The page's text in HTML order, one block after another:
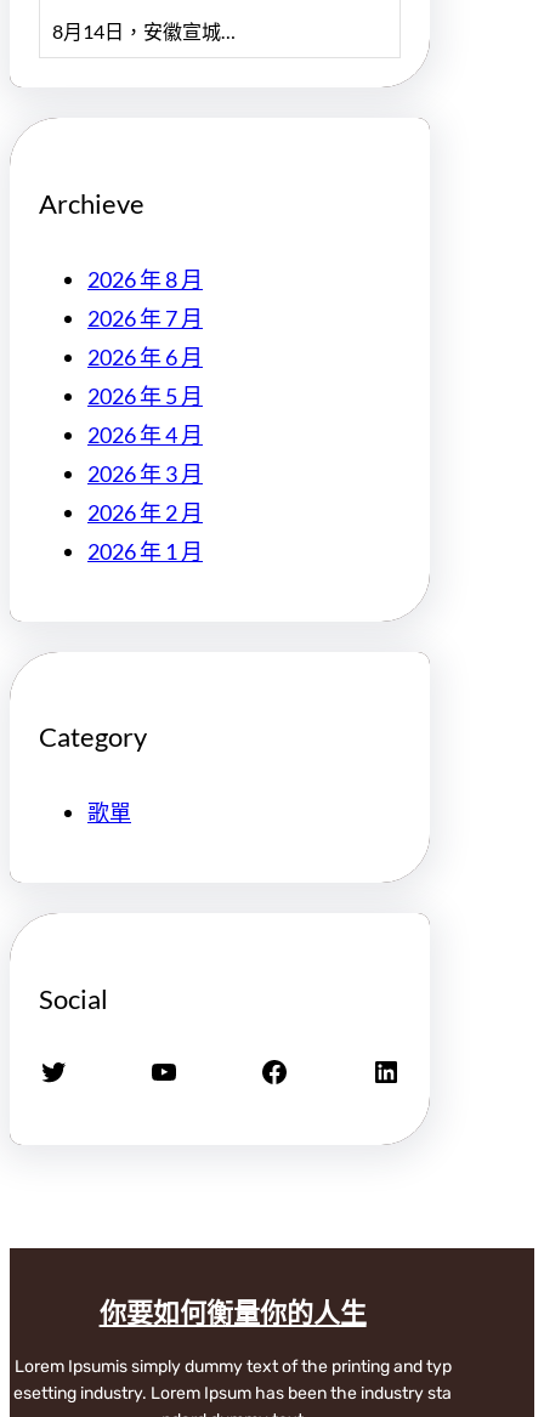
8月14日，安徽宣城…
Archieve
2026 年 8 月
2026 年 7 月
2026 年 6 月
2026 年 5 月
2026 年 4 月
2026 年 3 月
2026 年 2 月
2026 年 1 月
Category
歌單
Social
X YouTube Facebook LinkedIn
你要如何衡量你的人生
Lorem Ipsumis simply dummy text of the printing and typ
esetting industry. Lorem Ipsum has been the industry sta